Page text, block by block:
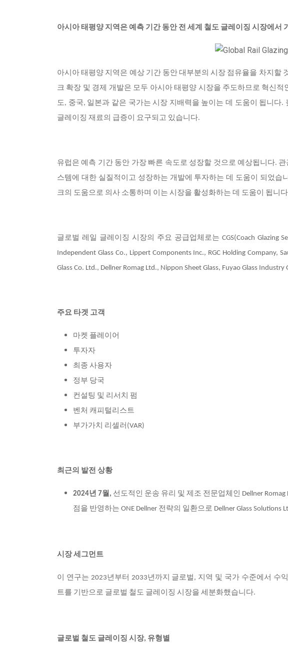
아시아 태평양 지역은 예측 기간 동안 전 세계 철도 글레이징 시장에서
아시아 태평양 지역은 예상 기간 동안 대부분의 시장 점유율을 차지할
크 확장 및 경제 개발은 모두 아시아 태평양 시장을 주도하므로 혁신
도, 중국, 일본과 같은 국가는 시장 지배력을 높이는 데 도움이 됩니다
글레이징 재료의 급증이 요구되고 있습니다.
유럽은 예측 기간 동안 가장 빠른 속도로 성장할 것으로 예상됩니다.
스템에 대한 실질적이고 성장하는 개발에 투자하는 데 도움이 되었습
크의 도움으로 의사 소통하며 이는 시장을 활성화하는 데 도움이 됩니
글로벌 레일 글레이징 시장의 주요 공급업체로는 CGS(Coach Glazing
Independent Glass Co., Lippert Components Inc., RGC Holding Company,
Glass Co. Ltd., Dellner Romag Ltd., Nippon Sheet Glass, Fuyao Glass
주요 타겟 고객
마켓 플레이어
투자자
최종 사용자
정부 당국
컨설팅 및 리서치 펌
벤처 캐피털리스트
부가가치 리셀러(VAR)
최근의 발전 상황
2024년 7월, 선도적인 운송 유리 및 제조 전문업체인 Dellner
점을 반영하는 ONE Dellner 전략의 일환으로 Dellner Glass
시장 세그먼트
이 연구는 2023년부터 2033년까지 글로벌, 지역 및 국가 수준에서 수
트를 기반으로 글로벌 철도 글레이징 시장을 세분화했습니다.
글로벌 철도 글레이징 시장, 유형별